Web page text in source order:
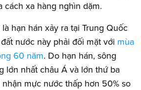
cách xa hàng nghìn dặm.
hạn hán xảy ra tại Trung Quốc
nước này phải đối mặt với mùa
60 năm. Do hạn hán, sông
lớn nhất châu Á và lớn thứ ba
mực nước thấp hơn 50% so